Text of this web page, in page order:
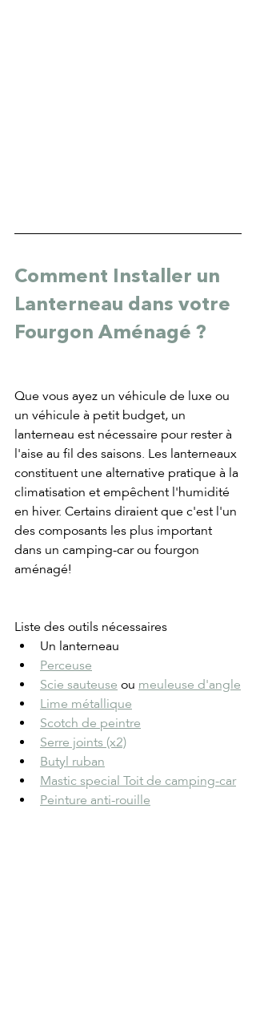
Comment Installer un
Lanterneau dans votre
Fourgon Aménagé ?
Que vous ayez un véhicule de luxe ou
un véhicule à petit budget, un
lanterneau est nécessaire pour rester à
l'aise au fil des saisons. Les lanterneaux
constituent une alternative pratique à la
climatisation et empêchent l'humidité
en hiver. Certains diraient que c'est l'un
des composants les plus important
dans un camping-car ou fourgon
aménagé!
Liste des outils nécessaires
Un lanterneau
Perceuse
Scie sauteuse ou meuleuse d'angle
Lime métallique
Scotch de peintre
Serre joints (x2)
Butyl ruban
Mastic special Toit de camping-car
Peinture anti-rouille